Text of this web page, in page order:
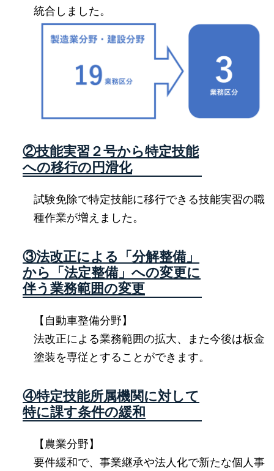
統合しました。
②技能実習２号から特定技能
への移行の円滑化
試験免除で特定技能に移行できる技能実習の職
種作業が増えました。
③法改正による「分解整備」
から「法定整備」への変更に
伴う業務範囲の変更
【自動車整備分野】
法改正による業務範囲の拡大、また今後は板金
塗装を専従とすることができます。
④特定技能所属機関に対して
特に課す条件の緩和
【農業分野】
要件緩和で、事業継承や法人化で新たな個人事